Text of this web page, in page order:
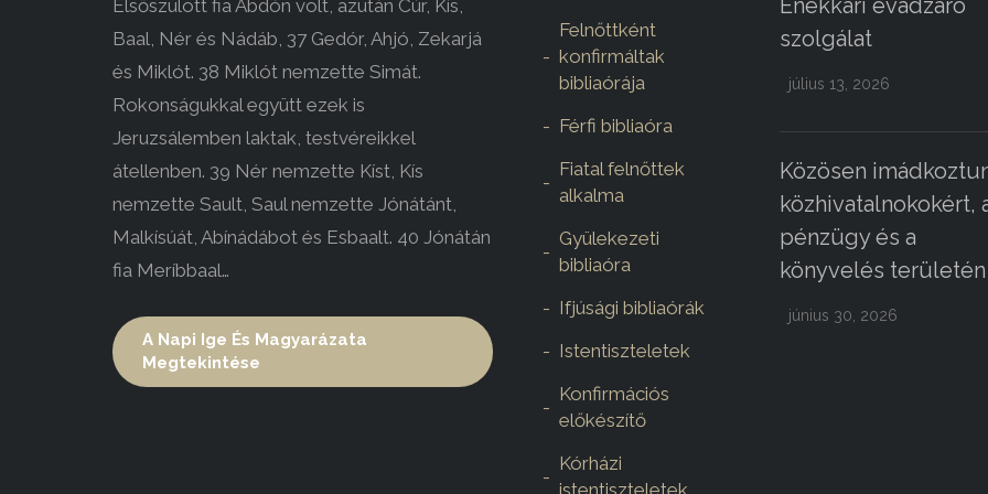
Elsőszülött fia Abdón volt, azután Cúr, Kís,
Baal, Nér és Nádáb, 37 Gedór, Ahjó, Zekarjá
és Miklót. 38 Miklót nemzette Simát.
Rokonságukkal együtt ezek is
Jeruzsálemben laktak, testvéreikkel
átellenben. 39 Nér nemzette Kíst, Kís
nemzette Sault, Saul nemzette Jónátánt,
Malkísúát, Abínádábot és Esbaalt. 40 Jónátán
fia Meríbbaal…
A Napi Ige És Magyarázata
Megtekintése
Felnőttként
konfirmáltak
bibliaórája
Férfi bibliaóra
Fiatal felnőttek
alkalma
Gyülekezeti
bibliaóra
Ifjúsági bibliaórák
Istentiszteletek
Konfirmációs
előkészítő
Kórházi
Énekkari évadzáró
szolgálat
július 13, 2026
Közösen
közhivatalnokokért,
pénzügy és a
könyvelés területén
június 30, 2026